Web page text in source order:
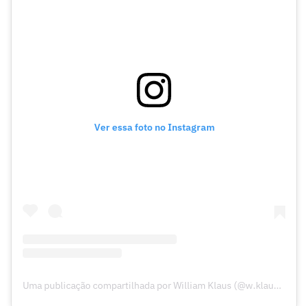
Ver essa foto no Instagram
Uma publicação compartilhada por William Klaus (@w.klaus44)